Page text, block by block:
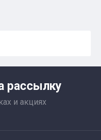
рассылку
и акциях